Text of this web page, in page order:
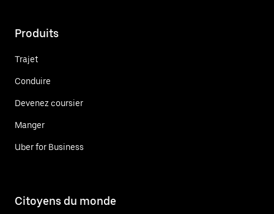
Produits
Trajet
Conduire
Devenez coursier
Manger
Uber for Business
Citoyens du monde